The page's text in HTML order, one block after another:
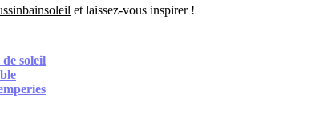
et laissez-vous inspirer !
soleil